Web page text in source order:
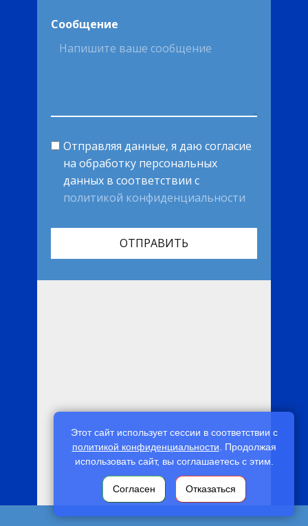
Сообщение
Отправляя данные, я даю согласие
на обработку персональных
данных в соответствии с
политикой конфиденциальности
ОТПРАВИТЬ
Этот сайт использует сессии в соответствии с
политикой конфиденциальности . Продолжая
использовать сайт, вы соглашаетесь с этим.
Согласен Отказаться